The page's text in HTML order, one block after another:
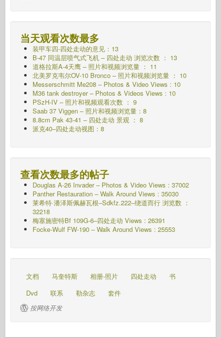
当天观看次数最多
装甲车四-四处走动的意见：13
B-47 同温层喷气式飞机 – 四处走动 浏览次数 ： 13
道格拉斯A-4天鹰 – 照片和视频浏览量 ： 11
北美罗克韦尔OV-10 Bronco – 照片和视频浏览量 ： 10
Messerschmitt Me208 – Photos & Video Views : 10
M36 tank destroyer – Photos & Videos Views : 10
PSzH-IV – 照片和视频观看次数 ： 9
Saab 37 Viggen – 照片和视频浏览量：8
8.8cm Pak 43-41 – 四处走动 景观 ： 8
派克40–四处走动视图：8
查看次数最多的帖子
Douglas A-26 Invader – Photos & Video Views : 37002
Panther Restauration – Walk Around Views : 35030
莱希特·潘泽斯佩赫瓦根–Sdkfz.222–绕道而行 浏览数 ：
32218
梅塞施密特Bf 109G-6–四处走动 Views : 26391
Focke-Wulf FW-190 – Walk Around Views : 25553
文档 马奎特斯 相册-照片 四处走动
书
Dvd
联系 勒杂志 套件
按网络开发